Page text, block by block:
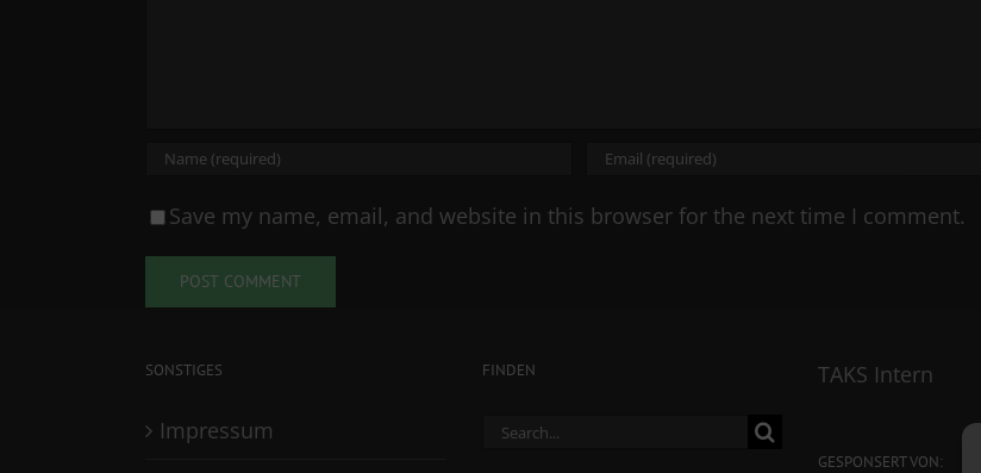
Save my name, email, and website in this browser for the next time I comment.
SONSTIGES
Impressum
FINDEN
Search
TAKS Intern
GESPONSERT VON: